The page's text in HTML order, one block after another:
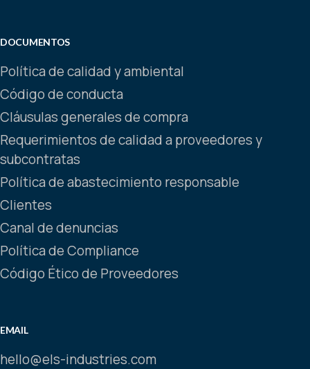
DOCUMENTOS
Política de calidad y ambiental
Código de conducta
Cláusulas generales de compra
Requerimientos de calidad a proveedores y
subcontratas
Política de abastecimiento responsable
Clientes
Canal de denuncias
Política de Compliance
Código Ético de Proveedores
EMAIL
hello@els-industries.com